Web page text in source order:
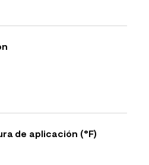
de aplicación (°F)